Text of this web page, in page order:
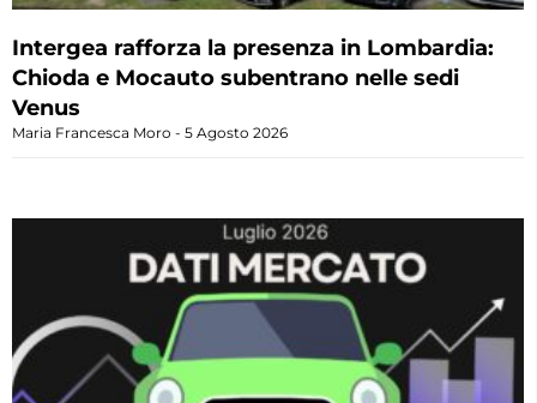
Intergea rafforza la presenza in Lombardia:
Chioda e Mocauto subentrano nelle sedi
Venus
Maria Francesca Moro 5 Agosto 2026